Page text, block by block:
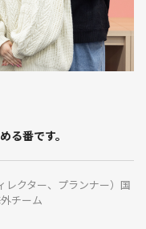
る番です。
レクター、プランナー）国
チーム